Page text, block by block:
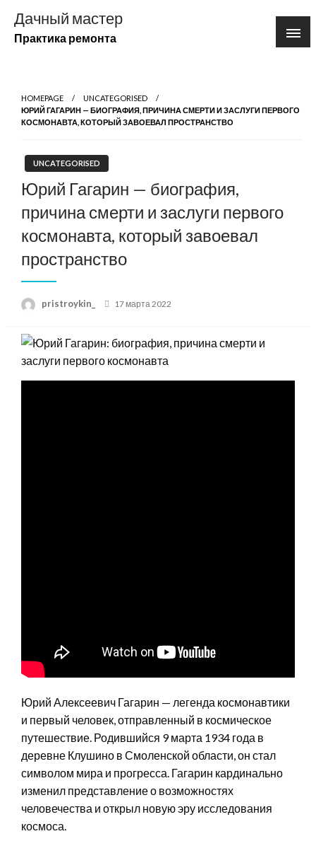
содержимому
Дачный мастер
Практика ремонта
HOMEPAGE
UNCATEGORISED
ЮРИЙ ГАГАРИН — БИОГРАФИЯ, ПРИЧИНА СМЕРТИ И ЗАСЛУГИ ПЕРВОГО
КОСМОНАВТА, КОТОРЫЙ ЗАВОЕВАЛ ПРОСТРАНСТВО
UNCATEGORISED
Юрий Гагарин — биография,
причина смерти и заслуги первого
космонавта, который завоевал
пространство
pristroykin_
Posted
17 марта 2022
Юрий Алексеевич Гагарин — легенда космонавтики
и первый человек, отправленный в космическое
путешествие. Родившийся 9 марта 1934 года в
деревне Клушино в Смоленской области, он стал
символом мира и прогресса. Гагарин кардинально
изменил представление о возможностях
человечества и открыл новую эру исследования
космоса.